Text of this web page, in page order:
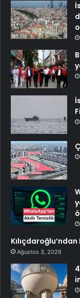
Ağustos 3, 2026